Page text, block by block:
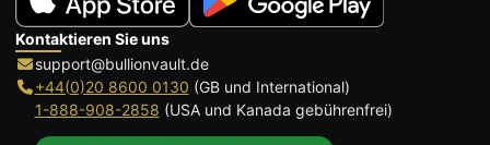
Kontaktieren Sie uns
support@bullionvault.de
+44(0)20 8600 0130 (GB und International)
1-888-908-2858 (USA und Kanada gebührenfrei)